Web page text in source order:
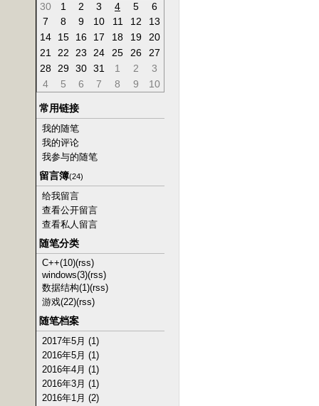
30 1 2 3 4 5
6
7
8 9 10 11 12
13
14
15 16 17 18 19
20
21
22 23 24 25 26
27
28
29 30 31 1 2
3
4
5 6 7 8 9 10
常用链接
我的随笔
我的评论
我参与的随笔
留言簿(24)
给我留言
查看公开留言
查看私人留言
随笔分类
C++(10)(rss)
windows(3)(rss)
数据结构(1)(rss)
游戏(22)(rss)
随笔档案
2017年5月 (1)
2016年5月 (1)
2016年4月 (1)
2016年3月 (1)
2016年1月 (2)